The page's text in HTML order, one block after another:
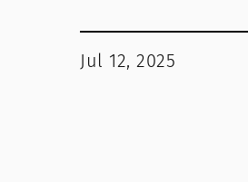
Jul 12, 2025